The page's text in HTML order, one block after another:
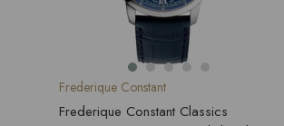
Frederique Constant
Frederique Constant Classics